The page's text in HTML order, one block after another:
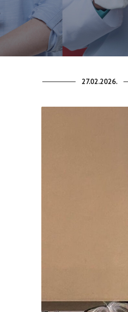
27.02.2026.